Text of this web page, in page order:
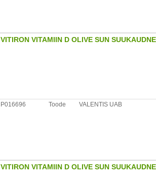
VITIRON VITAMIIN D OLIVE SUN
P016696 Toode VALENTIS UAB
VITIRON VITAMIIN D OLIVE SUN